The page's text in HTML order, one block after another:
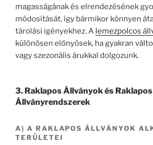
magasságának és elrendezésének
módosítását, így bármikor könnyen
tárolási igényekhez. A lemezpolcos
különösen előnyösek, ha gyakran
vagy szezonális árukkal dolgozunk.
3. Raklapos Állványok és Raklapos
Állványrendszerek
A) A RAKLAPOS ÁLLVÁNYOK
TERÜLETEI